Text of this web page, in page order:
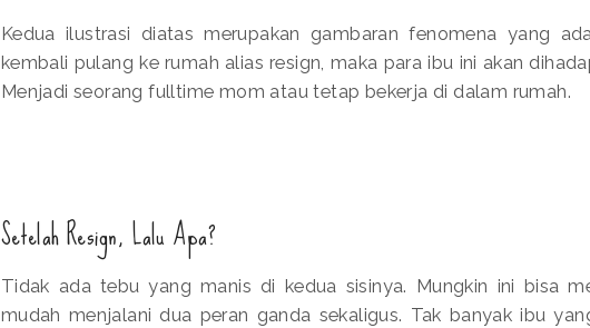
Kedua ilustrasi diatas merupakan gambaran fenomena yang
kembali pulang ke rumah alias resign, maka para ibu ini akan
Menjadi seorang fulltime mom atau tetap bekerja di dalam rumah.
Setelah Resign, Lalu Apa?
Tidak ada tebu yang manis di kedua sisinya. Mungkin ini bisa
mudah menjalani dua peran ganda sekaligus. Tak banyak ibu